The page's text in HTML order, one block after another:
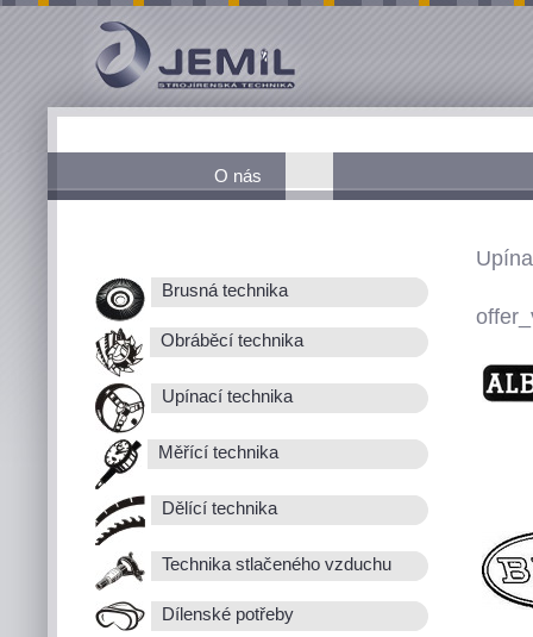
O nás
Brusná technika
Obráběcí technika
Upínací technika
Měřící technika
Dělící technika
Technika stlačeného vzduchu
Dílenské potřeby